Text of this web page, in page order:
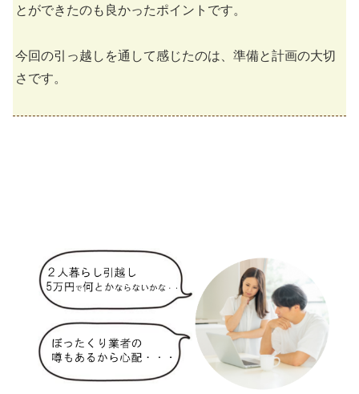
とができたのも良かったポイントです。
今回の引っ越しを通して感じたのは、準備と計画の大切
さです。